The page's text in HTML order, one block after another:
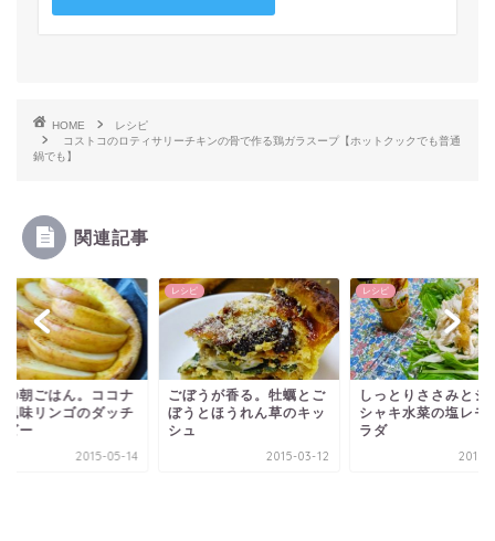
HOME
レシピ
コストコのロティサリーチキンの骨で作る鶏ガラスープ【ホットクックでも普通
鍋でも】
関連記事
うが香る。牡蠣とご
とほうれん草のキッ
2015-03-12
レシピ
しっとりささみとシャキ
シャキ水菜の塩レモンサ
ラダ
2015-04-16
レシピ